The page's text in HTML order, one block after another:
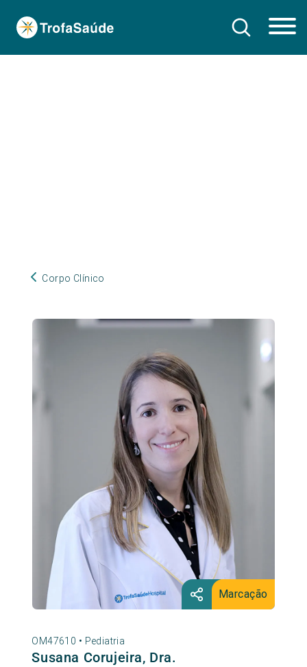
Corpo Clínico
Marcação
OM47610 • Pediatria
Susana Corujeira, Dra.